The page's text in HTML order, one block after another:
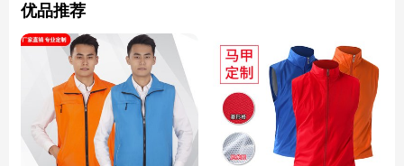
优品推荐